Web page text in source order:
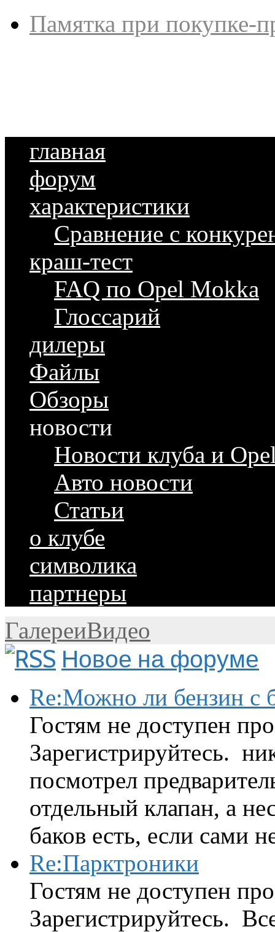
Памятка при покупке-
главная
форум
характеристики
Сравнение с
краш-тест
FAQ по Opel Mokka
Глоссарий
дилеры
Файлы
Обзоры
новости
Новости клуба и
Авто новости
Статьи
о клубе
символика
партнеры
ГалереиВидео
Новое на форуме
Re:Можно ли бензин с
Гостям не доступен
Зарегистрируйтесь.
посмотрел
отдельный клапан, а
баков есть, если сами
Re:Парктроники
Гостям не доступен
Зарегистрируйтесь.